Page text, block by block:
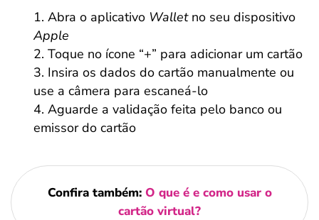
Abra o aplicativo Wallet no seu dispositivo
Apple
Toque no ícone “+” para adicionar um cartão
Insira os dados do cartão manualmente ou
use a câmera para escaneá-lo
Aguarde a validação feita pelo banco ou
emissor do cartão
Confira também: O que é e como usar o
cartão virtual?